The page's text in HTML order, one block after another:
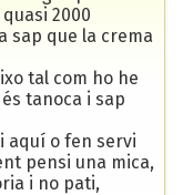
2000
sap que la crema
tal com ho he
tanoca i sap
aquí o fen servi
pensi una mica,
i no pati,